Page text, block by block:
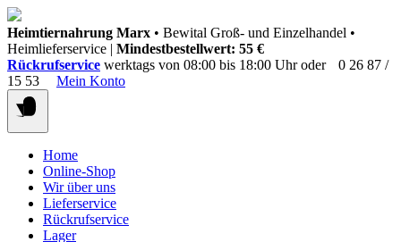
Springen
Sie
zum
Inhalt
Heimtiernahrung Marx • Bewital Groß- und Einzelhandel •
Heimlieferservice | Mindestbestellwert: 55 €
Rückrufservice werktags von 08:00 bis 18:00 Uhr oder
0 26 87 /
15 53
Mein Konto
Home
Online-Shop
Wir über uns
Lieferservice
Rückrufservice
Lager